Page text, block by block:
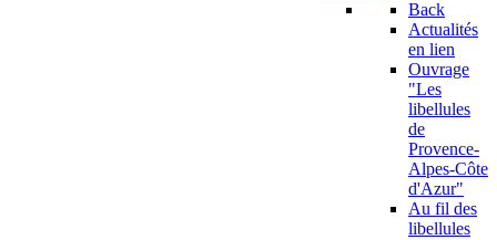
Back
Actualités
en lien
Ouvrage
"Les
libellules
de
Provence-
Alpes-Côte
d'Azur"
Au fil des
libellules